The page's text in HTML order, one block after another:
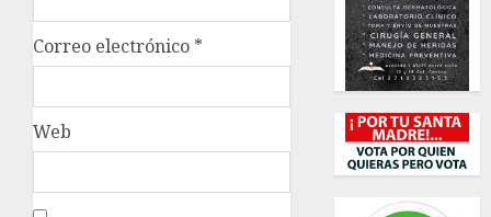
Correo electrónico *
Web